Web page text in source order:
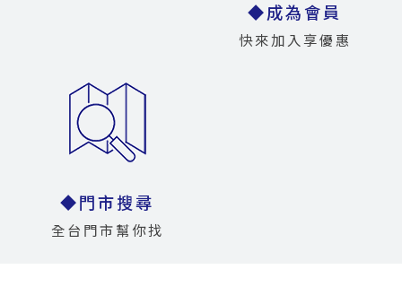
◆成為會員
快來加入享優惠
◆門市搜尋
全台門市幫你找